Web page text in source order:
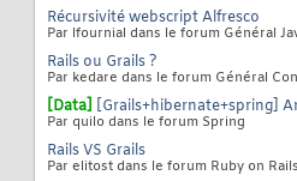
Récursivité webscript Alfresco
Par lfournial dans le forum Général
Rails ou Grails ?
Par kedare dans le forum Général
[Data] [Grails+hibernate+spring]
Par quilo dans le forum Spring
Rails VS Grails
Par elitost dans le forum Ruby on Rails